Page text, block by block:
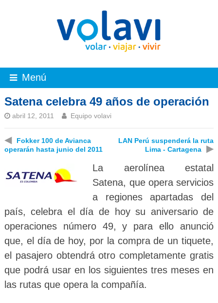
Menú
Satena celebra 49 años de operación
abril 12, 2011 Equipo volavi
◀
Fokker 100 de Avianca
operarán hasta junio del 2011
LAN Perú suspenderá la ruta
Lima - Cartagena
▶
La aerolínea estatal
Satena, que opera servicios
a regiones apartadas del
país, celebra el día de hoy su aniversario de
operaciones número 49, y para ello anunció
que, el día de hoy, por la compra de un tiquete,
el pasajero obtendrá otro completamente gratis
que podrá usar en los siguientes tres meses en
las rutas que opera la compañía.